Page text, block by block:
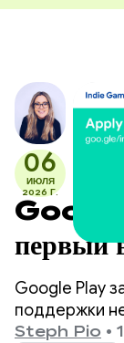
06
ИЮЛЯ
2026 Г.
Google
первый
Google Play
поддержки
миллион
Steph Pio •